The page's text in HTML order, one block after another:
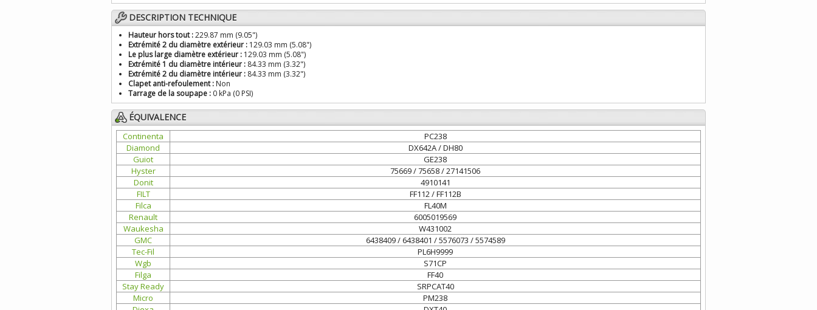
DESCRIPTION TECHNIQUE
Hauteur hors tout :229.87 mm (9.05")
Extrémité 2 du diamètre extérieur : 129.03 mm (5.08")
Le plus large diamètre extérieur : 129.03 mm (5.08")
Extrémité 1 du diamètre intérieur : 84.33 mm (3.32")
Extrémité 2 du diamètre intérieur : 84.33 mm (3.32")
Clapet anti-refoulement : Non
Tarrage de la soupape : 0 kPa (0 PSI)
ÉQUIVALENCE
Continenta
PC238
Diamond
DX642A / DH80
Guiot
GE238
Hyster
75669 / 75658 / 27141506
Donit
4910141
FILT
FF112 / FF112B
Filca
FL40M
Renault
6005019569
Waukesha
W431002
GMC
6438409 / 6438401 / 5576073 / 5574589
Tec-Fil
PL6H9999
Wgb
S71CP
Filga
FF40
Stay Ready
SRPCAT40
Micro
PM238